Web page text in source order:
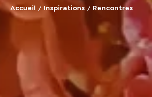
Accueil Inspirations Rencontres